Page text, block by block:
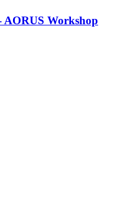
Workshop